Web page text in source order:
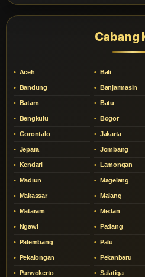
Cabang
Aceh Bali
Bandung Banjarmasin
Batam Batu
Bengkulu Bogor
Gorontalo Jakarta
Jepara Jombang
Kendari Lamongan
Madiun Magelang
Makassar Malang
Mataram Medan
Ngawi Padang
Palembang Palu
Pekalongan Pekanbaru
Purwokerto Salatiga